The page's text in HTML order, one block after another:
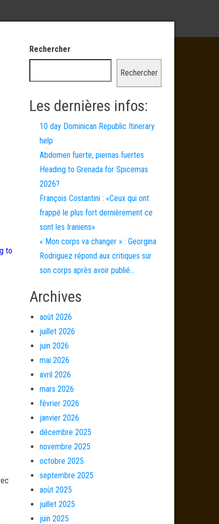
to
Rechercher
Rechercher
Les dernières infos:
10 day Dominican Republic Itinerary
help
Abdomen fuerte, piernas fuertes
Heading to Grenada for Spicemas
2026?
François Costantini : «Ceux qui ont
frappé le plus fort dernièrement ce
sont les Iraniens»
« Mon corps va changer » : Georgina
Rodriguez répond aux critiques sur
son corps après avoir publié…
Archives
août 2026
juillet 2026
juin 2026
mai 2026
avril 2026
mars 2026
février 2026
janvier 2026
décembre 2025
novembre 2025
octobre 2025
septembre 2025
août 2025
juillet 2025
juin 2025